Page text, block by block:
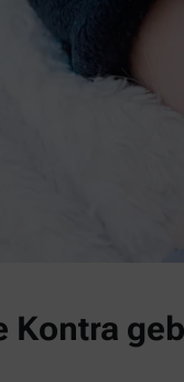
Kontra